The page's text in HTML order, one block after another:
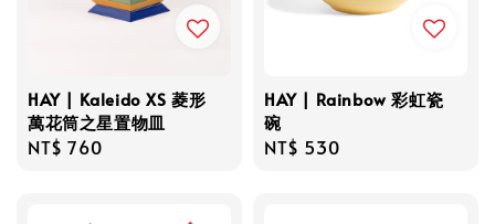
HAY | Kaleido XS 菱形
萬花筒之星置物皿
Regular
NT$ 760
HAY | Rainbow 彩虹瓷
碗
Regular
NT$ 530